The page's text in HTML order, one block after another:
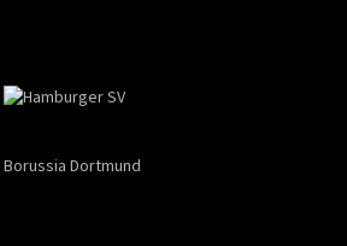
Borussia Dortmund